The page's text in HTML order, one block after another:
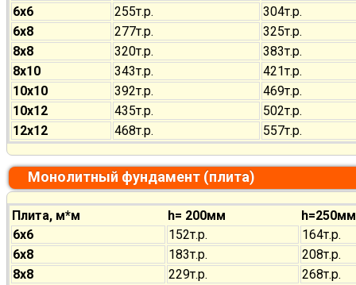
6х6
255т.р.
304т.р.
6х8
277т.р.
325т.р.
8х8
320т.р.
383т.р.
8х10
343т.р.
421т.р.
10х10
392т.р.
469т.р.
10х12
435т.р.
502т.р.
12х12
468т.р. 557т.р.
Монолитный фундамент (плита)
Плита, м*м h= 200мм
h=250мм
6х6
152т.р.
164т.р.
6х8
183т.р.
208т.р.
8х8
229т.р.
268т.р.